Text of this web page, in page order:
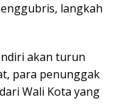
langkah
akan turun
para penunggak
Wali Kota yang